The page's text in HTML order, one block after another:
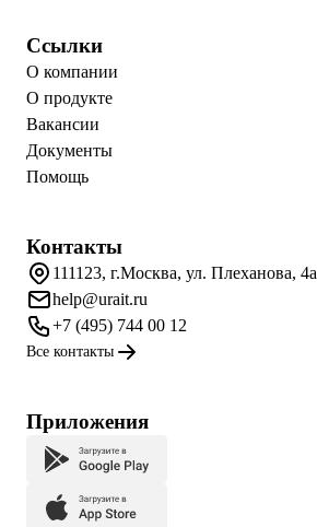
Ссылки
О компании
О продукте
Вакансии
Документы
Помощь
Контакты
111123, г.Москва, ул. Плеханова, 4а
help@urait.ru
+7 (495) 744 00 12
Все контакты
Приложения